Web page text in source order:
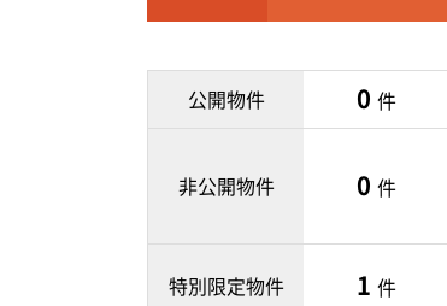
公開物件 0 件
非公開物件 0 件
特別限定物件 1 件